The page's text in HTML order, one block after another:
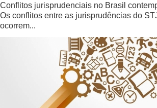
Conflitos jurisprudenciais no Brasil
Os conflitos entre as jurisprudências do
ocorrem...